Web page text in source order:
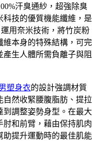
汗臭通紗，超強除臭
科技的優質機能纖維，是
用奈米技術，將竹炭粉
維本身的特殊結構，可完
生人體所需負離子與阻
塑身衣的設計強調材質
然收緊腰腹脂肪、提拉
到調整姿勢身型。在最大
和前臂，藉由保持肌肉
提升運動時的最佳肌能